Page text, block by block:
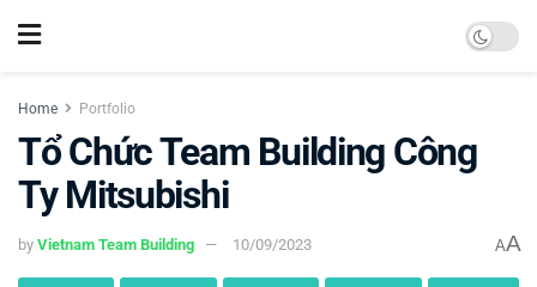
Home Portfolio
Tổ Chức Team Building Công
Ty Mitsubishi
by Vietnam Team Building 10/09/2023 AA